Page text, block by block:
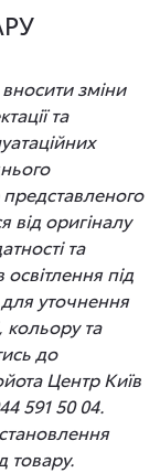
зміни
та
від оригіналу
та
під
уточнення
кольору та
до
Центр Київ
591 50 04.
товару.